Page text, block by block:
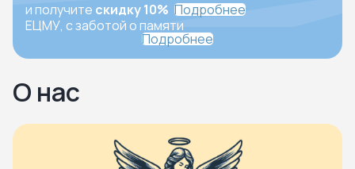
и получите скидку 10% Подробнее
ЕЦМУ, с заботой о памяти
Подробнее
О нас